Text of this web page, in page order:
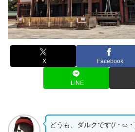
X Facebook
LINE
どうも、ダルクです(/・ω